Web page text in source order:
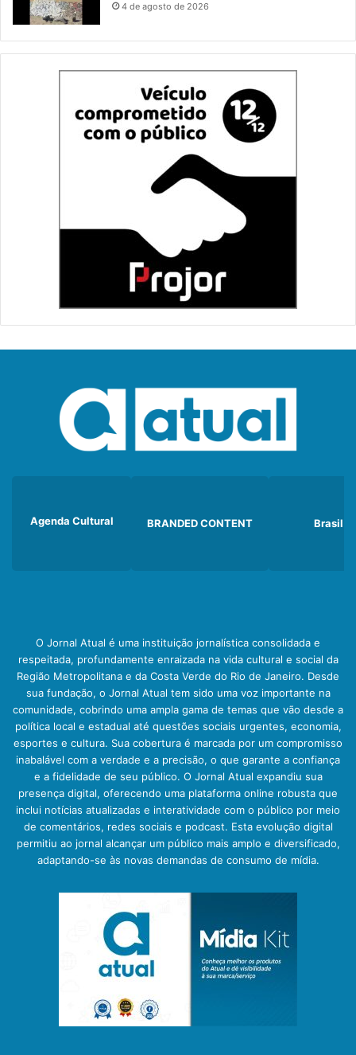
4 de agosto de 2026
Agenda Cultural BRANDED CONTENT Brasil
O Jornal Atual é uma instituição jornalística consolidada e
respeitada, profundamente enraizada na vida cultural e social da
Região Metropolitana e da Costa Verde do Rio de Janeiro. Desde
sua fundação, o Jornal Atual tem sido uma voz importante na
comunidade, cobrindo uma ampla gama de temas que vão desde a
política local e estadual até questões sociais urgentes, economia,
esportes e cultura. Sua cobertura é marcada por um compromisso
inabalável com a verdade e a precisão, o que garante a confiança
e a fidelidade de seu público. O Jornal Atual expandiu sua
presença digital, oferecendo uma plataforma online robusta que
inclui notícias atualizadas e interatividade com o público por meio
de comentários, redes sociais e podcast. Esta evolução digital
permitiu ao jornal alcançar um público mais amplo e diversificado,
adaptando-se às novas demandas de consumo de mídia.